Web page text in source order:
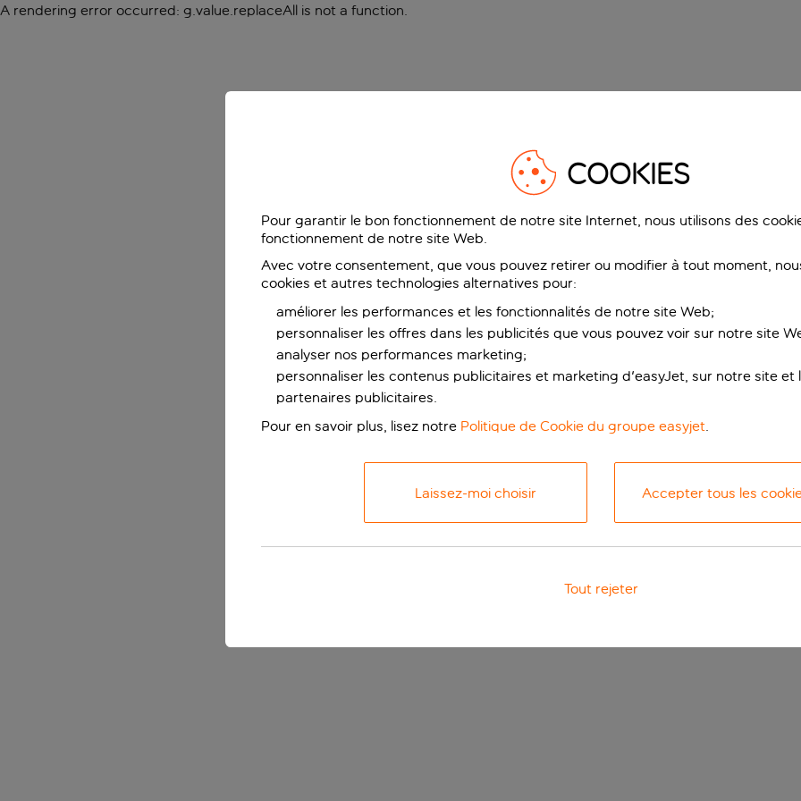
A rendering error occurred: g.value.replaceAll is not a function.
COOKIES
Pour garantir le bon fonctionnement de notre site Internet, nous utilisons des
fonctionnement de notre site Web.
Avec votre consentement, que vous pouvez retirer ou modifier à tout moment,
cookies et autres technologies alternatives pour:
améliorer les performances et les fonctionnalités de notre site Web;
personnaliser les offres dans les publicités que vous pouvez voir sur notre site
analyser nos performances marketing;
personnaliser les contenus publicitaires et marketing d'easyJet, sur notre site et
partenaires publicitaires.
Pour en savoir plus, lisez notre Politique de Cookie du groupe easyjet.
Laissez-moi choisir Accepter tous les
Tout rejeter